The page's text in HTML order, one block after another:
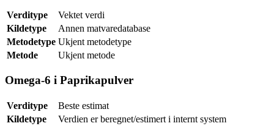
Verditype
Vektet verdi
Kildetype
Annen matvaredatabase
Metodetype Ukjent metodetype
Metode
Ukjent metode
Omega-6 i Paprikapulver
Verditype
Beste estimat
Kildetype
Verdien er beregnet/estimert i internt system